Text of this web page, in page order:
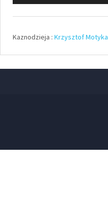
plików
dźwiękowych
Kaznodzieja : Krzysztof Motyka